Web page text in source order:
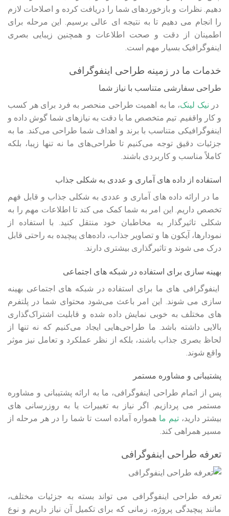
دهیم. نظرات و بازخوردهای شما را دریافت کرده و اصلاحات لازم
را انجام می‌ دهیم تا به نتیجه‌ ای عالی برسیم. این مرحله برای
اطمینان از دقت و صحت اطلاعات و همچنین زیبایی بصری
اینفوگرافیک بسیار مهم است.
خدمات ما در زمینه طراحی اینفوگرافی
طراحی سفارشی متناسب با نیاز شما
در نیک لینک، ما به اهمیت طراحی منحصر به فرد برای هر کسب
و کار واقفیم. تیم متخصص ما با دقت به نیازهای شما گوش داده و
اینفوگرافیکی متناسب با برند و اهداف شما طراحی می‌کند. ما به
جزئیات دقیق توجه می‌کنیم تا طراحی‌های ما نه تنها زیبا، بلکه
کاملاً مناسب و کاربردی باشند.
استفاده از داده‌ های آماری و عددی به شکلی جذاب
ما در ارائه داده‌ های آماری و عددی به شکلی جذاب و قابل فهم
تخصص داریم. این امر به شما کمک می‌ کند تا اطلاعات مهم را به
شکلی تاثیرگذار به مخاطبان خود منتقل کنید. با استفاده از
نمودارها، آیکون‌ ها و تصاویر جذاب، داده‌های پیچیده به راحتی قابل
درک می‌ شوند و تاثیرگذاری بیشتری دارند.
بهینه‌ سازی برای استفاده در شبکه‌ های اجتماعی
اینفوگرافی های ما برای استفاده در شبکه‌ های اجتماعی بهینه‌
سازی می‌ شوند. این امر باعث می‌شود محتوای شما در پلتفرم‌
های مختلف به خوبی نمایش داده شده و قابلیت اشتراک‌گذاری
بالایی داشته باشد. ما طراحی‌هایی ایجاد می‌کنیم که نه تنها از
لحاظ بصری جذاب باشند، بلکه از نظر عملکرد و تعامل نیز موثر
واقع شوند.
پشتیبانی و مشاوره مستمر
پس از اتمام طراحی اینفوگرافی، ما به ارائه پشتیبانی و مشاوره
مستمر می‌ پردازیم. اگر نیاز به تغییرات یا به‌ روزرسانی‌ های
بیشتر دارید، تیم ما همواره آماده است تا شما را در هر مرحله از
مسیر همراهی کند.
تعرفه طراحی اینفوگرافی
تعرفه طراحی اینفوگرافی می‌ تواند بسته به جزئیات مختلف،
مانند پیچیدگی پروژه، زمانی که برای تکمیل آن نیاز داریم و نوع